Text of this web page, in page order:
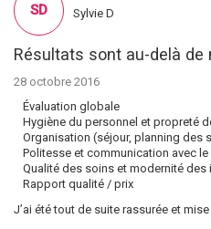
Résultats sont au-delà
28 octobre 2016
Évaluation globale
Hygiène du personnel et propreté
Organisation (séjour, planning des
Politesse et communication avec
Qualité des soins et modernité des
Rapport qualité / prix
J’ai été tout de suite rassurée et
SD Sylvie D